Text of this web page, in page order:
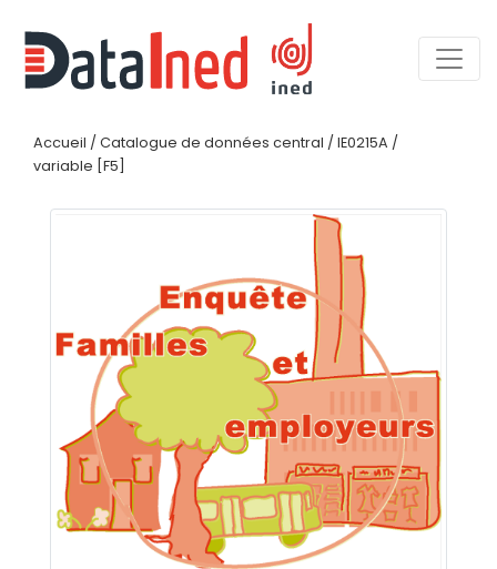
Accueil / Catalogue de données central / IE0215A /
variable [F5]